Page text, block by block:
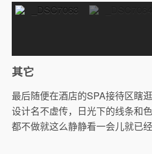
其它
最后随便在酒店的SPA接待区瞎
设计名不虚传，日光下的线条和
都不做就这么静静看一会儿就已经